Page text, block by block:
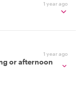
1 year ago
1 year ago
or afternoon